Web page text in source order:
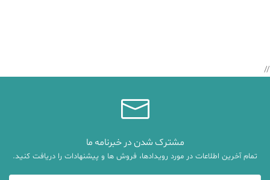
//
مشترک شدن در خبرنامه ما
تمام آخرین اطلاعات در مورد رویدادها، فروش ها و پیشنهادات را دریافت کنید.